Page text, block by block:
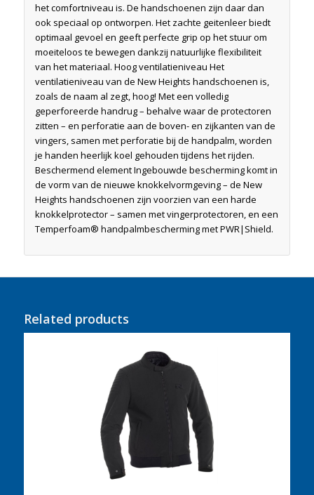
het comfortniveau is. De handschoenen zijn daar dan
ook speciaal op ontworpen. Het zachte geitenleer biedt
optimaal gevoel en geeft perfecte grip op het stuur om
moeiteloos te bewegen dankzij natuurlijke flexibiliteit
van het materiaal. Hoog ventilatieniveau Het
ventilatieniveau van de New Heights handschoenen is,
zoals de naam al zegt, hoog! Met een volledig
geperforeerde handrug – behalve waar de protectoren
zitten – en perforatie aan de boven- en zijkanten van de
vingers, samen met perforatie bij de handpalm, worden
je handen heerlijk koel gehouden tijdens het rijden.
Beschermend element Ingebouwde bescherming komt in
de vorm van de nieuwe knokkelvormgeving – de New
Heights handschoenen zijn voorzien van een harde
knokkelprotector – samen met vingerprotectoren, en een
Temperfoam® handpalmbescherming met PWR|Shield.
Related products